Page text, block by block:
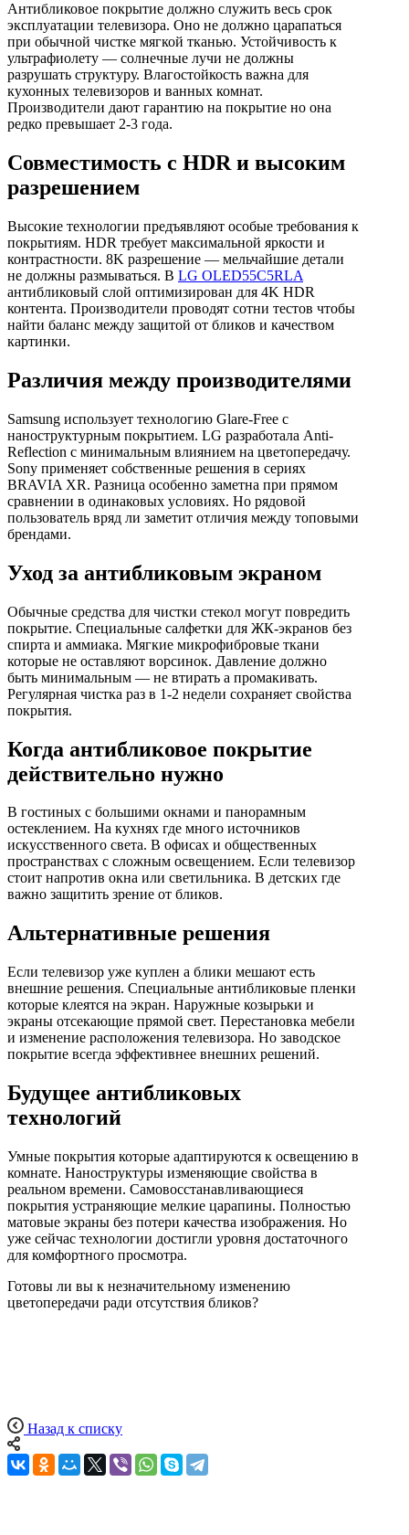
Антибликовое покрытие должно служить весь срок
эксплуатации телевизора. Оно не должно царапаться
при обычной чистке мягкой тканью. Устойчивость к
ультрафиолету — солнечные лучи не должны
разрушать структуру. Влагостойкость важна для
кухонных телевизоров и ванных комнат.
Производители дают гарантию на покрытие но она
редко превышает 2-3 года.
Совместимость с HDR и высоким
разрешением
Высокие технологии предъявляют особые требования к
покрытиям. HDR требует максимальной яркости и
контрастности. 8K разрешение — мельчайшие детали
не должны размываться. В LG OLED55C5RLA
антибликовый слой оптимизирован для 4K HDR
контента. Производители проводят сотни тестов чтобы
найти баланс между защитой от бликов и качеством
картинки.
Различия между производителями
Samsung использует технологию Glare-Free с
наноструктурным покрытием. LG разработала Anti-
Reflection с минимальным влиянием на цветопередачу.
Sony применяет собственные решения в сериях
BRAVIA XR. Разница особенно заметна при прямом
сравнении в одинаковых условиях. Но рядовой
пользователь вряд ли заметит отличия между топовыми
брендами.
Уход за антибликовым экраном
Обычные средства для чистки стекол могут повредить
покрытие. Специальные салфетки для ЖК-экранов без
спирта и аммиака. Мягкие микрофибровые ткани
которые не оставляют ворсинок. Давление должно
быть минимальным — не втирать а промакивать.
Регулярная чистка раз в 1-2 недели сохраняет свойства
покрытия.
Когда антибликовое покрытие
действительно нужно
В гостиных с большими окнами и панорамным
остеклением. На кухнях где много источников
искусственного света. В офисах и общественных
пространствах с сложным освещением. Если телевизор
стоит напротив окна или светильника. В детских где
важно защитить зрение от бликов.
Альтернативные решения
Если телевизор уже куплен а блики мешают есть
внешние решения. Специальные антибликовые пленки
которые клеятся на экран. Наружные козырьки и
экраны отсекающие прямой свет. Перестановка мебели
и изменение расположения телевизора. Но заводское
покрытие всегда эффективнее внешних решений.
Будущее антибликовых
технологий
Умные покрытия которые адаптируются к освещению в
комнате. Наноструктуры изменяющие свойства в
реальном времени. Самовосстанавливающиеся
покрытия устраняющие мелкие царапины. Полностью
матовые экраны без потери качества изображения. Но
уже сейчас технологии достигли уровня достаточного
для комфортного просмотра.
Готовы ли вы к незначительному изменению
цветопередачи ради отсутствия бликов?
Назад к списку